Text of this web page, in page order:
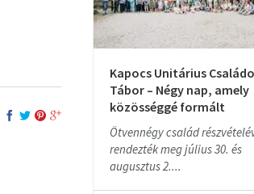
Kapocs Unitárius
Tábor – Négy nap, amely
közösséggé formált
Ötvennégy család
rendezték meg július 30. és
augusztus 2....